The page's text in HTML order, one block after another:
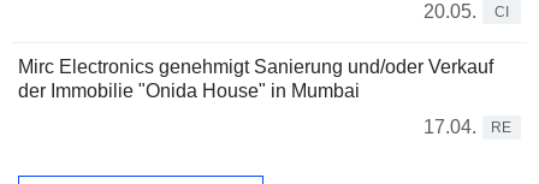
20.05.
CI
Mirc Electronics genehmigt Sanierung und/oder Verkauf
der Immobilie "Onida House" in Mumbai
17.04.
RE